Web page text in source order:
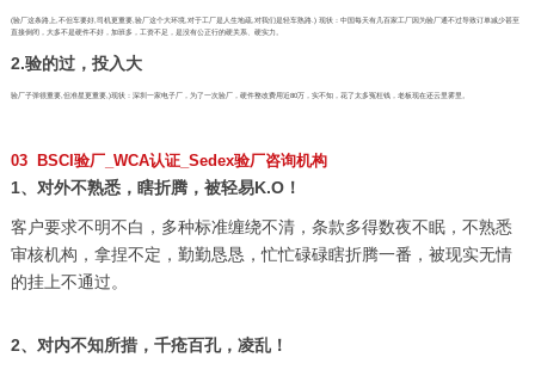
(验厂这条路上,不但车要好,司机更重要,验厂这个大环境,对于工厂是人生地疏,对我们是轻车熟路.) 现状：中国每天有几百家工厂因为验厂通不过导致订单减少甚至
直接倒闭，大多不是硬件不好，加班多，工资不足，是没有公正行的硬关系、硬实力。
2.验的过，投入大
验厂子弹很重要,但准星更重要,)现状：深圳一家电子厂，为了一次验厂，硬件整改费用近80万，实不知，花了太多冤枉钱，老板现在还云里雾里。
03 BSCI验厂_WCA认证_Sedex验厂咨询机构
1、对外不熟悉，瞎折腾，被轻易K.O！
客户要求不明不白，多种标准缠绕不清，条款多得数夜不眠，不熟悉
审核机构，拿捏不定，勤勤恳恳，忙忙碌碌瞎折腾一番，被现实无情
的挂上不通过。
2、对内不知所措，千疮百孔，凌乱！